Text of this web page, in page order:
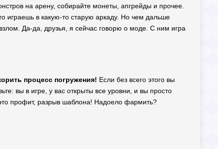
на арену, собирайте монеты, апгрейды и прочее.
играешь в какую-то старую аркаду. Но чем дальше
Да-да, друзья, я сейчас говорю о моде. С ним игра
процесс погружения! Если без всего этого вы
вы в игре, у вас открыты все уровни, и вы просто
профит, разрыв шаблона! Надоело фармить?